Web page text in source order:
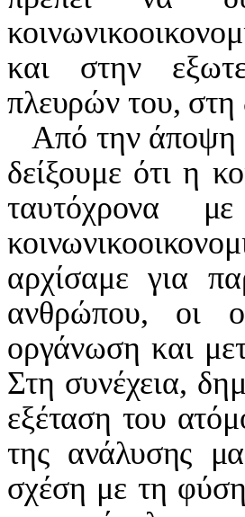
και στην
πλευρών του, στη
Από την άποψη
δείξουμε ότι η
ταυτόχρονα
αρχίσαμε για
ανθρώπου, οι
οργάνωση και
Στη συνέχεια,
εξέταση του
της ανάλυσης
σχέση με τη